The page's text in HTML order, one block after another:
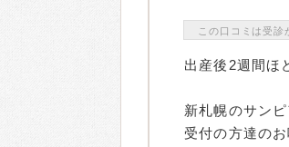
この口コミは受診
出産後2週間ほ
新札幌のサン
受付の方達の